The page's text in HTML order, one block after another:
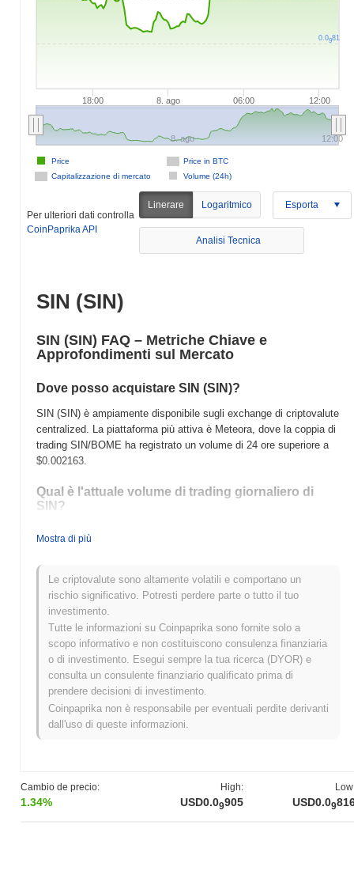
Cambio de precio:
1.34%
High:
USD0.09905 USD0.09
18:00 8. ago 06:00 12:00
Price in BTC
Capitalizzazione di mercato
Volume (24h)
Price
8. ago 12:00
0.0981
Per ulteriori dati controlla
CoinPaprika API
Linerare Logaritmico Esporta
Analisi Tecnica
SIN (SIN)
SIN (SIN) FAQ – Metriche Chiave e
Approfondimenti sul Mercato
Dove posso acquistare SIN (SIN)?
SIN (SIN) è ampiamente disponibile sugli exchange di criptovalute
centralized. La piattaforma più attiva è Meteora, dove la coppia di
trading SIN/BOME ha registrato un volume di 24 ore superiore a
$0.002163
Qual è l'attuale volume di trading giornaliero di
SIN?
$0.002163
precedente. Ciò suggerisce un aumento a breve termine
dell'attività di trading.
Qual è lo storico della fascia di prezzo di SIN?
Massimo Storico (ATH):$0.00000053
Minimo Storico (ATL): $0.00
SIN è attualmente scambiato~99.84%al di sotto del suo ATH .
Qual è l'attuale capitalizzazione di mercato di SIN?
La capitalizzazione di mercato di SIN è di circa
circolante di 6 656 929 219 474 token SIN.
Mostra di più
Le criptovalute sono altamente volatili e comportano un
rischio significativo. Potresti perdere parte o tutto il tuo
investimento.
Tutte le informazioni su Coinpaprika sono fornite solo a
scopo informativo e non costituiscono consulenza finanziaria
o di investimento. Esegui sempre la tua ricerca (DYOR) e
consulta un consulente finanziario qualificato prima di
prendere decisioni di investimento.
Coinpaprika non è responsabile per eventuali perdite derivanti
dall'uso di queste informazioni.